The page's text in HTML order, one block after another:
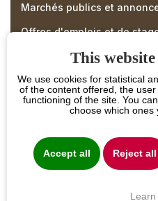
Right
Footer
Marchés publics et
Offres d'emplois et de
PROJET COFINANCÉ
AGRICOLE POUR LE
This website
We use cookies for statistical
of the content offered, the
functioning of the site. You
choose which ones
Accept all Reject all